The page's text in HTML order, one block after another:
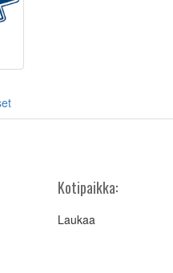
Kotipaikka:
Laukaa